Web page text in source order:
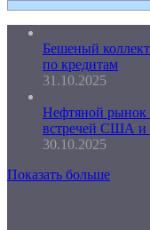
Бешеный
по кредитам
31.10.2025
Нефтяной рынок
встречей США и
30.10.2025
Показать больше